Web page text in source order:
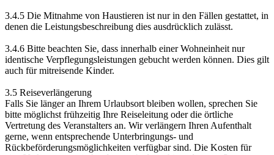
3.4.5 Die Mitnahme von Haustieren ist nur in den Fällen gestattet, in
denen die Leistungsbeschreibung dies ausdrücklich zulässt.
3.4.6 Bitte beachten Sie, dass innerhalb einer Wohneinheit nur
identische Verpflegungsleistungen gebucht werden können. Dies gilt
auch für mitreisende Kinder.
3.5 Reiseverlängerung
Falls Sie länger an Ihrem Urlaubsort bleiben wollen, sprechen Sie
bitte möglichst frühzeitig Ihre Reiseleitung oder die örtliche
Vertretung des Veranstalters an. Wir verlängern Ihren Aufenthalt
gerne, wenn entsprechende Unterbringungs- und
Rückbeförderungsmöglichkeiten verfügbar sind. Die Kosten für